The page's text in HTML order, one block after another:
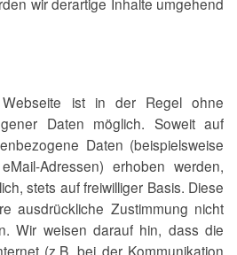
ist in der Regel ohne
Daten möglich. Soweit auf
Daten (beispielsweise
Adressen) erhoben werden,
stets auf freiwilliger Basis. Diese
ausdrückliche Zustimmung nicht
Wir weisen darauf hin, dass die
(z.B. bei der Kommunikation